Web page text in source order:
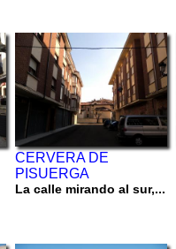
CERVERA DE
PISUERGA
La calle mirando al sur,...